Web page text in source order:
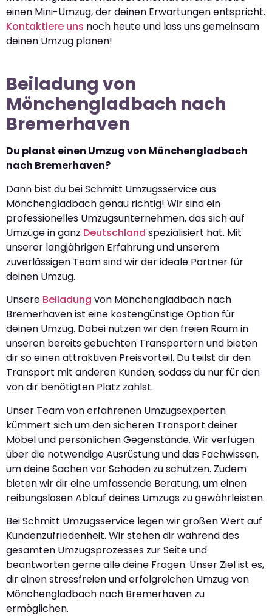
einen Mini-Umzug, der deinen Erwartungen entspricht.
Kontaktiere uns noch heute und lass uns gemeinsam
deinen Umzug planen!
Beiladung von
Mönchengladbach nach
Bremerhaven
Du planst einen Umzug von Mönchengladbach
nach Bremerhaven?
Dann bist du bei Schmitt Umzugsservice aus
Mönchengladbach genau richtig! Wir sind ein
professionelles Umzugsunternehmen, das sich auf
Umzüge in ganz Deutschland spezialisiert hat. Mit
unserer langjährigen Erfahrung und unserem
zuverlässigen Team sind wir der ideale Partner für
deinen Umzug.
Unsere Beiladung von Mönchengladbach nach
Bremerhaven ist eine kostengünstige Option für
deinen Umzug. Dabei nutzen wir den freien Raum in
unseren bereits gebuchten Transportern und bieten
dir so einen attraktiven Preisvorteil. Du teilst dir den
Transport mit anderen Kunden, sodass du nur für den
von dir benötigten Platz zahlst.
Unser Team von erfahrenen Umzugsexperten
kümmert sich um den sicheren Transport deiner
Möbel und persönlichen Gegenstände. Wir verfügen
über die notwendige Ausrüstung und das Fachwissen,
um deine Sachen vor Schäden zu schützen. Zudem
bieten wir dir eine umfassende Beratung, um einen
reibungslosen Ablauf deines Umzugs zu gewährleisten.
Bei Schmitt Umzugsservice legen wir großen Wert auf
Kundenzufriedenheit. Wir stehen dir während des
gesamten Umzugsprozesses zur Seite und
beantworten gerne alle deine Fragen. Unser Ziel ist es,
dir einen stressfreien und erfolgreichen Umzug von
Mönchengladbach nach Bremerhaven zu
ermöglichen.